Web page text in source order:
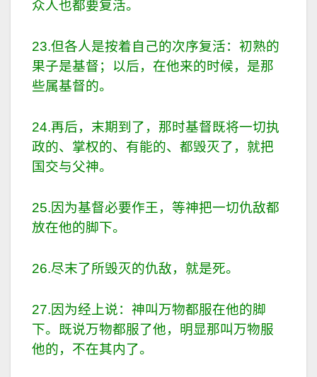
众人也都要复活。
23.但各人是按着自己的次序复活：初熟的
果子是基督；以后，在他来的时候，是那
些属基督的。
24.再后，末期到了，那时基督既将一切执
政的、掌权的、有能的、都毁灭了，就把
国交与父神。
25.因为基督必要作王，等神把一切仇敌都
放在他的脚下。
26.尽末了所毁灭的仇敌，就是死。
27.因为经上说：神叫万物都服在他的脚
下。既说万物都服了他，明显那叫万物服
他的，不在其内了。